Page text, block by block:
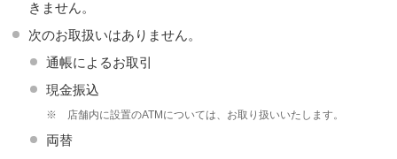
きません。
次のお取扱いはありません。
通帳によるお取引
現金振込
※ 店舗内に設置のATMについては、お取り扱いいたします。
両替